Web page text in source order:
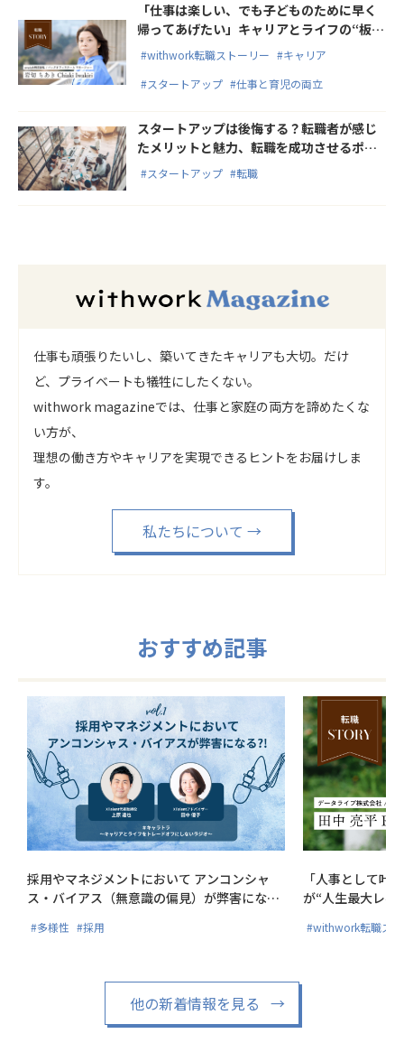
「仕事は楽しい、でも子どものために早く
帰ってあげたい」キャリアとライフの“板挟
み”から“両どり”を叶えた転職とは
#withwork転職ストーリー #キャリア
#スタートアップ #仕事と育児の両立
スタートアップは後悔する？転職者が感じ
たメリットと魅力、転職を成功させるポイ
ント
#スタートアップ #転職
仕事も頑張りたいし、築いてきたキャリアも大切。だけ
ど、プライベートも犠牲にしたくない。
withwork magazineでは、仕事と家庭の両方を諦めたくな
い方が、
理想の働き方やキャリアを実現できるヒントをお届けしま
す。
私たちについて →
おすすめ記事
採用やマネジメントにおいて アンコンシャ
ス・バイアス（無意識の偏見）が弊害にな
#多様性 #採用
「人事として叶
が“人生最大レベ
#withwork転職ス
他の新着情報を見る →